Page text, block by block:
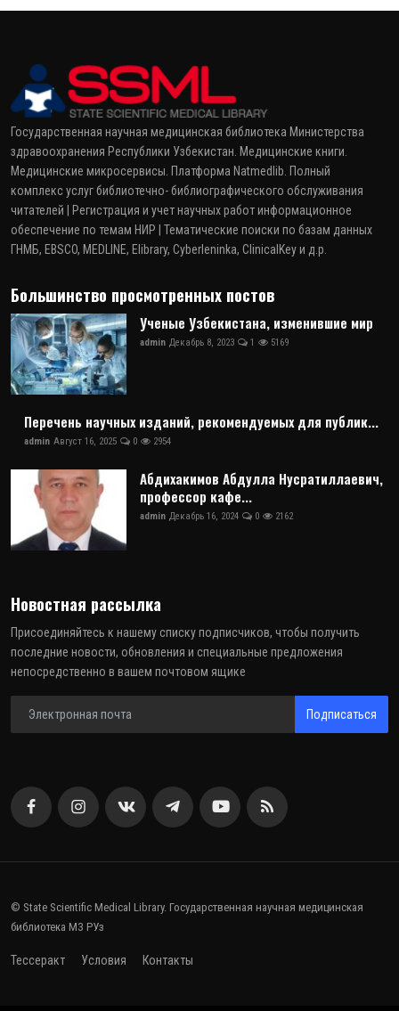
Государственная научная медицинская библиотека Министерства
здравоохранения Республики Узбекистан. Медицинские книги.
Медицинские микросервисы. Платформа Natmedlib. Полный
комплекс услуг библиотечно- библиографического обслуживания
читателей | Регистрация и учет научных работ информационное
обеспечение по темам НИР | Тематические поиски по базам данных
ГНМБ, EBSCO, MEDLINE, Elibrary, Cyberleninka, ClinicalKey и д.р.
Большинство просмотренных постов
Ученые Узбекистана, изменившие мир
admin Декабрь 8, 2023 1 5169
Перечень научных изданий, рекомендуемых для публик...
admin Август 16, 2025 0 2954
Абдихакимов Абдулла Нусратиллаевич,
профессор кафе...
admin Декабрь 16, 2024 0 2162
Новостная рассылка
Присоединяйтесь к нашему списку подписчиков, чтобы получить
последние новости, обновления и специальные предложения
непосредственно в вашем почтовом ящике
Подписаться
© State Scientific Medical Library. Государственная научная медицинская
библиотека МЗ РУз
Тессеракт Условия Контакты